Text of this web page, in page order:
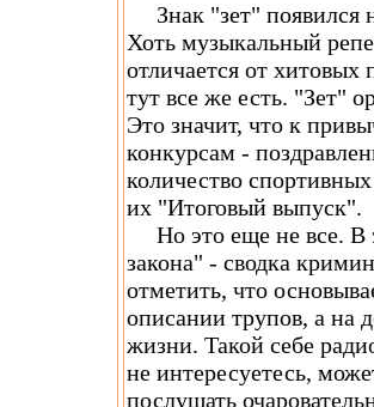
Знак "зет" появился
Хоть музыкальный
отличается от
тут все же есть. "Зет"
Это значит, что к
конкурсам -
количество
их "Итоговый выпуск".
Но это еще не все. В
закона" - сводка
отметить, что
описании трупов, а на
жизни. Такой себе
не интересуетесь,
послушать